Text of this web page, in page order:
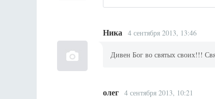
Ника 4 сентября 2013, 13:46
Дивен Бог во святых своих!!!
олег 4 сентября 2013, 10:21